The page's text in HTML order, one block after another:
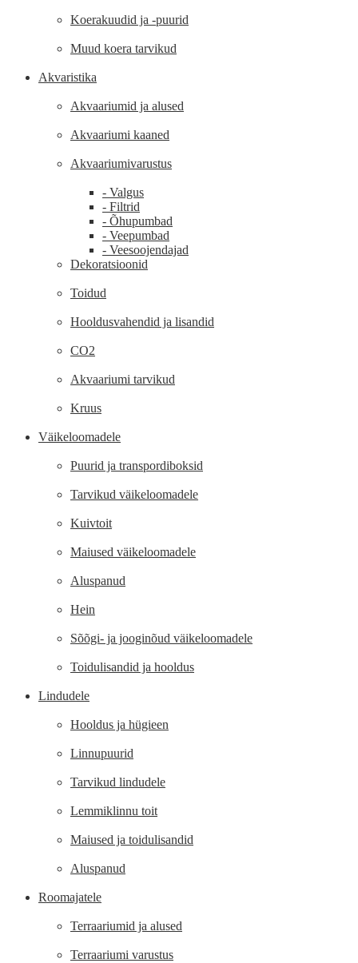
Koerakuudid ja -puurid
Muud koera tarvikud
Akvaristika
Akvaariumid ja alused
Akvaariumi kaaned
Akvaariumivarustus
- Valgus
- Filtrid
- Õhupumbad
- Veepumbad
- Veesoojendajad
Dekoratsioonid
Toidud
Hooldusvahendid ja lisandid
CO2
Akvaariumi tarvikud
Kruus
Väikeloomadele
Puurid ja transpordiboksid
Tarvikud väikeloomadele
Kuivtoit
Maiused väikeloomadele
Aluspanud
Hein
Sõõgi- ja jooginõud väikeloomadele
Toidulisandid ja hooldus
Lindudele
Hooldus ja hügieen
Linnupuurid
Tarvikud lindudele
Lemmiklinnu toit
Maiused ja toidulisandid
Aluspanud
Roomajatele
Terraariumid ja alused
Terraariumi varustus